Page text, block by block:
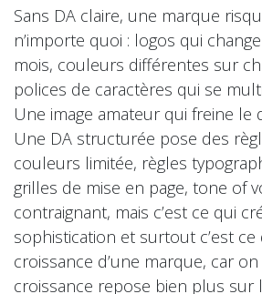
Sans DA claire, une marque
n’importe quoi : logos qui
mois, couleurs différentes sur
polices de caractères qui se
Une image amateur qui freine le
Une DA structurée pose des
couleurs limitée, règles
grilles de mise en page, tone of
contraignant, mais c’est ce qui
sophistication et surtout c’est
croissance d’une marque, car
croissance repose bien plus sur